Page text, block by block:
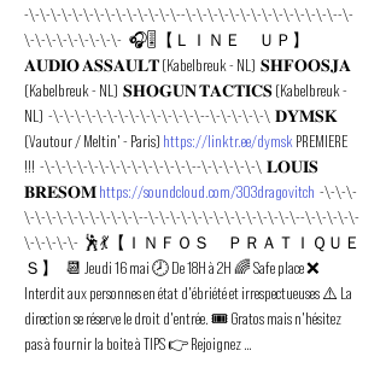
-\-\-\-\-\-\-\-\-\-\-\-\-\-\--\-\-\-\-\-\-\-\-\-\-\-\-\-\--\-
\-\-\-\-\-\-\-\-\-   🎧🎚️【﻿ＬＩＮＥ　ＵＰ】
𝐀𝐔𝐃𝐈𝐎 𝐀𝐒𝐒𝐀𝐔𝐋𝐓 (Kabelbreuk - NL)  𝐒𝐇𝐅𝐎𝐎𝐒𝐉𝐀
(Kabelbreuk - NL)  𝐒𝐇𝐎𝐆𝐔𝐍 𝐓𝐀𝐂𝐓𝐈𝐂𝐒 (Kabelbreuk -
NL)  -\-\-\-\-\-\-\-\-\-\-\-\-\-\--\-\-\-\-\-\  𝐃𝐘𝐌𝐒𝐊
(Vautour / Meltin' - Paris) https://linktr.ee/dymsk PREMIERE
!!!  -\-\-\-\-\-\-\-\-\-\-\-\-\-\--\-\-\-\-\-\  𝐋𝐎𝐔𝐈𝐒
𝐁𝐑𝐄𝐒𝐎𝐌 https://soundcloud.com/303dragovitch
  -\-\-\-
\-\-\-\-\-\-\-\-\-\-\--\-\-\-\-\-\-\-\-\-\-\-\-\-\--\-\-\-\-\-
\-\-\-\-\-  🕺💃【﻿ＩＮＦＯＳ　ＰＲＡＴＩＱＵＥ
Ｓ】   📆 Jeudi 16 mai 🕗 De 18H à 2H 🌈 Safe place ❌
Interdit aux personnes en état d'ébriété et irrespectueuses ⚠️ La
direction se réserve le droit d'entrée. 🎟️ Gratos mais n'hésitez
pas à fournir la boite à TIPS 👉 Rejoignez …